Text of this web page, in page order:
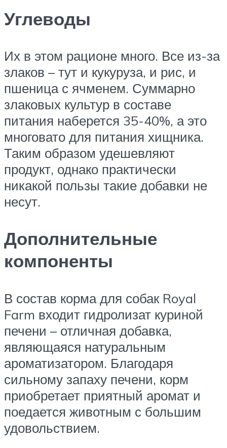
Углеводы
Их в этом рационе много. Все из-за
злаков – тут и кукуруза, и рис, и
пшеница с ячменем. Суммарно
злаковых культур в составе
питания наберется 35-40%, а это
многовато для питания хищника.
Таким образом удешевляют
продукт, однако практически
никакой пользы такие добавки не
несут.
Дополнительные
компоненты
В состав корма для собак Royal
Farm входит гидролизат куриной
печени – отличная добавка,
являющаяся натуральным
ароматизатором. Благодаря
сильному запаху печени, корм
приобретает приятный аромат и
поедается животным с большим
удовольствием.